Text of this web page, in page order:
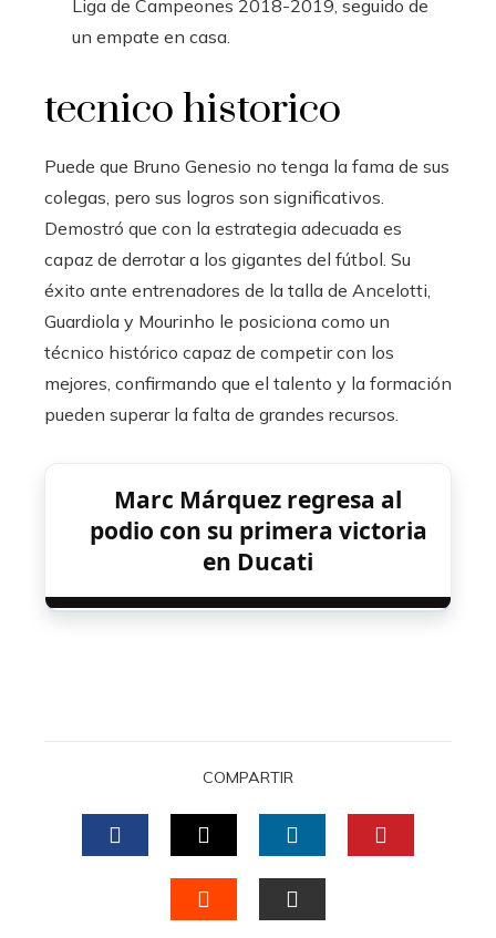
Liga de Campeones 2018-2019, seguido de
un empate en casa.
tecnico historico
Puede que Bruno Genesio no tenga la fama de sus
colegas, pero sus logros son significativos.
Demostró que con la estrategia adecuada es
capaz de derrotar a los gigantes del fútbol. Su
éxito ante entrenadores de la talla de Ancelotti,
Guardiola y Mourinho le posiciona como un
técnico histórico capaz de competir con los
mejores, confirmando que el talento y la formación
pueden superar la falta de grandes recursos.
Marc Márquez regresa al
podio con su primera victoria
en Ducati
COMPARTIR
FACEBOOKTWITTERLINKEDIN